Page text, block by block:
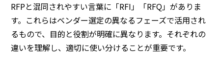
RFPと混同されやすい言葉に「RFI」「RFQ」がありま
す。これらはベンダー選定の異なるフェーズで活用され
るもので、目的と役割が明確に異なります。それぞれの
違いを理解し、適切に使い分けることが重要です。